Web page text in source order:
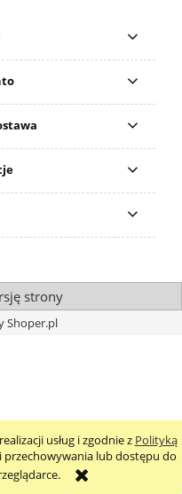
usług i zgodnie z Polityką
przechowywania lub dostępu do
strony
Shoper.pl